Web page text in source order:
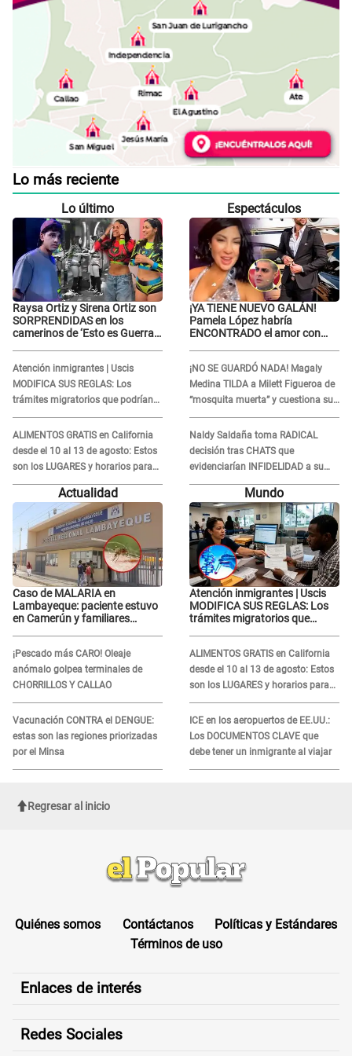
Lo más reciente
Lo último
Raysa Ortiz y Sirena Ortiz son
SORPRENDIDAS en los
camerinos de ‘Esto es Guerra’
Gabriel Moisés: “Gracias”
Atención inmigrantes | Uscis
MODIFICA SUS REGLAS: Los
trámites migratorios que podrían
necesitar tu prueba de ADN
ALIMENTOS GRATIS en California
desde el 10 al 13 de agosto: Estos
son los LUGARES y horarios para
recibir la ayuda
Espectáculos
¡YA TIENE NUEVO GALÁN!
Pamela López habría
ENCONTRADO el amor con
la ECHA en VIVO
¡NO SE GUARDÓ NADA! Magaly
Medina TILDA a Milett Figueroa de
“mosquita muerta” y cuestiona su
RECONCILIACIÓN con Marcelo
Tinelli en TV argentina
Naldy Saldaña toma RADICAL
decisión tras CHATS que
evidenciarían INFIDELIDAD a su
novio con animador de 'La Bella
Luz': "Un día..."
Actualidad
Caso de MALARIA en
Lambayeque: paciente estuvo
en Camerún y familiares
¡Pescado más CARO! Oleaje
anómalo golpea terminales de
CHORRILLOS Y CALLAO
Vacunación CONTRA el DENGUE:
estas son las regiones priorizadas
por el Minsa
Mundo
Atención inmigrantes | Uscis
MODIFICA SUS REGLAS: Los
trámites migratorios que
ALIMENTOS GRATIS en California
desde el 10 al 13 de agosto: Estos
son los LUGARES y horarios para
recibir la ayuda
ICE en los aeropuertos de EE.UU.:
Los DOCUMENTOS CLAVE que
debe tener un inmigrante al viajar
Regresar al inicio
Quiénes somos Contáctanos
Políticas y Estándares
Términos de uso
Enlaces de interés
Redes Sociales